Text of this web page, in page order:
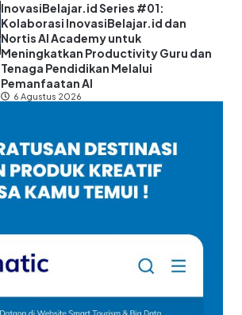
InovasiBelajar.id Series #01:
Kolaborasi InovasiBelajar.id dan
Nortis AI Academy untuk
Meningkatkan Productivity Guru dan
Tenaga Pendidikan Melalui
Pemanfaatan AI
6 Agustus 2026